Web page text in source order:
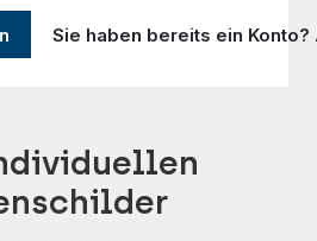
Sie haben bereits ein Konto?